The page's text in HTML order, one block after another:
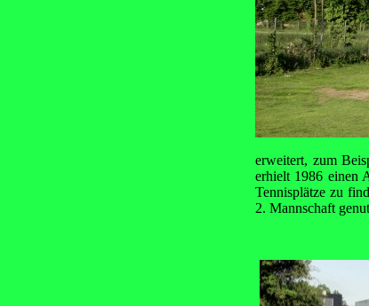
erweitert, zum
erhielt 1986 einen
Tennisplätze zu
2. Mannschaft